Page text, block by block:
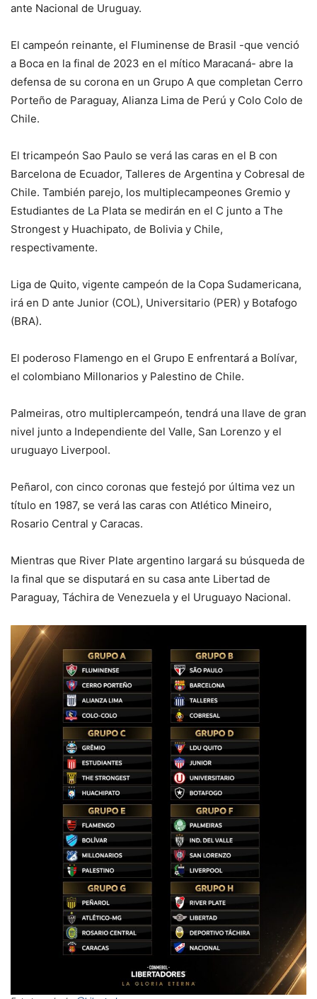
ante Nacional de Uruguay.
El campeón reinante, el Fluminense de Brasil -que venció
a Boca en la final de 2023 en el mítico Maracaná- abre la
defensa de su corona en un Grupo A que completan Cerro
Porteño de Paraguay, Alianza Lima de Perú y Colo Colo de
Chile.
El tricampeón Sao Paulo se verá las caras en el B con
Barcelona de Ecuador, Talleres de Argentina y Cobresal de
Chile. También parejo, los multiplecampeones Gremio y
Estudiantes de La Plata se medirán en el C junto a The
Strongest y Huachipato, de Bolivia y Chile,
respectivamente.
Liga de Quito, vigente campeón de la Copa Sudamericana,
irá en D ante Junior (COL), Universitario (PER) y Botafogo
(BRA).
El poderoso Flamengo en el Grupo E enfrentará a Bolívar,
el colombiano Millonarios y Palestino de Chile.
Palmeiras, otro multiplercampeón, tendrá una llave de gran
nivel junto a Independiente del Valle, San Lorenzo y el
uruguayo Liverpool.
Peñarol, con cinco coronas que festejó por última vez un
título en 1987, se verá las caras con Atlético Mineiro,
Rosario Central y Caracas.
Mientras que River Plate argentino largará su búsqueda de
la final que se disputará en su casa ante Libertad de
Paraguay, Táchira de Venezuela y el Uruguayo Nacional.